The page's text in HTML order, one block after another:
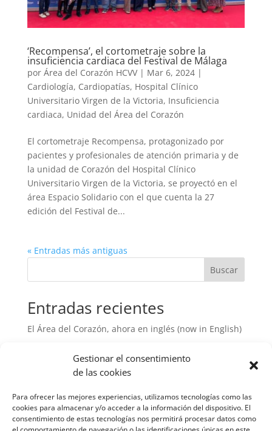
Gestionar el consentimiento
de las cookies
Para ofrecer las mejores experiencias, utilizamos tecnologías como las
cookies para almacenar y/o acceder a la información del dispositivo. El
consentimiento de estas tecnologías nos permitirá procesar datos como
‘Recompensa’, el cortometraje sobre la
insuficiencia cardiaca del Festival de Málaga
por Área del Corazón HCVV| Mar 6, 2024|
Cardiología, Cardiopatías, Hospital Clínico
Universitario Virgen de la Victoria, Insuficiencia
cardiaca, Unidad del Área del Corazón
El cortometraje Recompensa, protagonizado por
pacientes y profesionales de atención primaria y de
la unidad de Corazón del Hospital Clínico
Universitario Virgen de la Victoria, se proyectó en el
área Espacio Solidario con el que cuenta la 27
edición del Festival de...
« Entradas más antiguas
Buscar
Entradas recientes
El Área del Corazón, ahora en inglés (now in English)
mejor el riesgo en la hipertensión arterial pulmonar
¿La rotura de placas vulnerables implica un evento
cardiaco?
Estudio KARDINAL, ¿estamos un paso más cerca en
el tratamiento de la hipertensión arterial?